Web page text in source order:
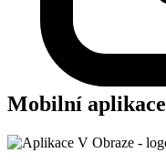
Mobilní aplikace